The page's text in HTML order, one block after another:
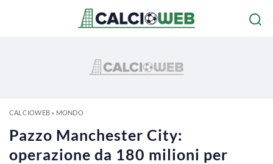
CALCIOWEB» MONDO
Pazzo Manchester City:
operazione da 180 milioni per